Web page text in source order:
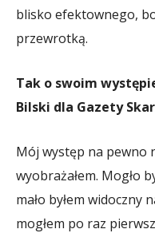
blisko efektownego,
przewrotką.
Tak o swoim
Bilski dla Gazety
Mój występ na pewno
wyobrażałem. Mogło
mało byłem widoczny
mogłem po raz